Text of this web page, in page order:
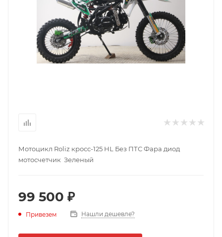
Мотоцикл Roliz кросс-125 HL Без ПТС Фара диод
мотосчетчик Зеленый
99 500 ₽
Привезем Нашли дешевле?